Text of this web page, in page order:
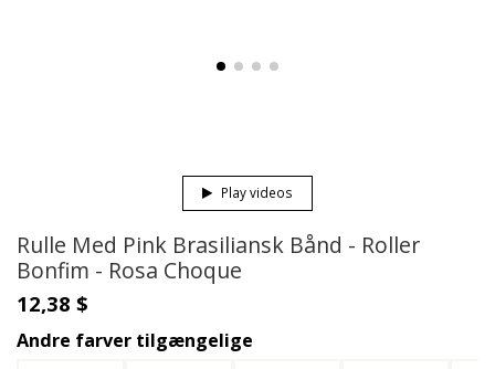
Play videos
Rulle Med Pink Brasiliansk Bånd - Roller
Bonfim - Rosa Choque
12,38 $
Andre farver tilgængelige